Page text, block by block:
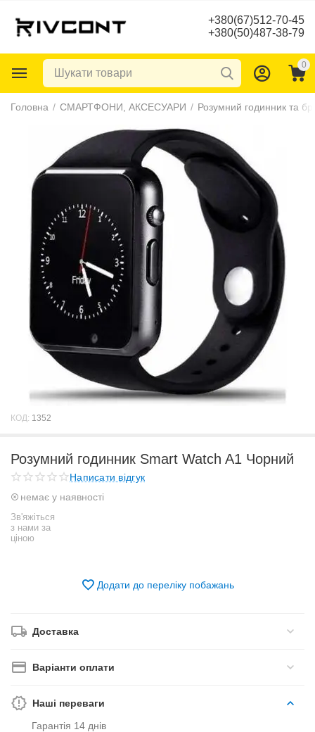
+380(67)512-70-45
+380(50)487-38-79
0
Головна / СМАРТФОНИ, АКСЕСУАРИ / Розумний годинник та
КОД: 1352
Розумний годинник Smart Watch A1 Чорний
Написати відгук
немає у наявності
Зв'яжіться
з нами за
ціною
Додати до переліку побажань
Доставка
Варіанти оплати
Наші переваги
Гарантія 14 днів